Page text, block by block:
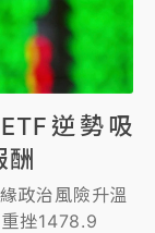
逆勢吸
政治風險升溫
挫1478.9